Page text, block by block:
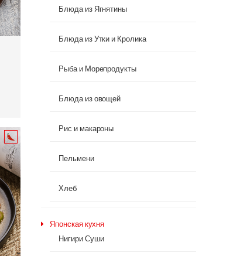
Блюда из Ягнятины
Блюда из Утки и Кролика
Рыба и Морепродукты
Блюда из овощей
Рис и макароны
Пельмени
Хлеб
Японская кухня
Нигири Суши